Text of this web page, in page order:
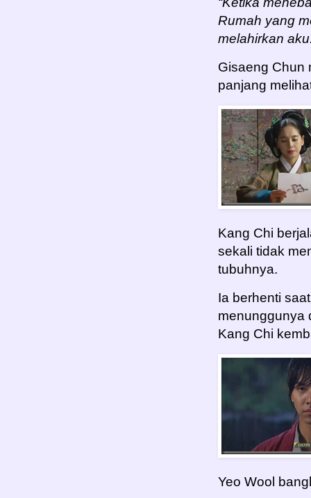
Rumah yang
melahirkan
Gisaeng Chun
panjang
Kang Chi
sekali tidak
tubuhnya.
Ia berhenti
menunggunya
Kang Chi
Yeo Wool